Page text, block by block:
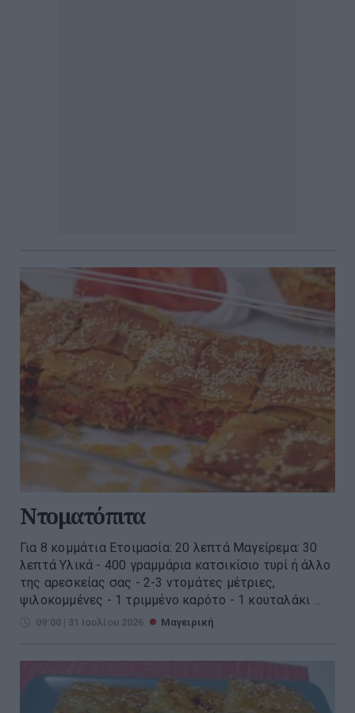
Ντοματόπιτα
Για 8 κομμάτια Ετοιμασία: 20 λεπτά Μαγείρεμα: 30
λεπτά Υλικά - 400 γραμμάρια κατσικίσιο τυρί ή άλλο
της αρεσκείας σας - 2-3 ντομάτες μέτριες,
ψιλοκομμένες - 1 τριμμένο καρότο - 1 κουταλάκι ...
09:00 | 31 Ιουλίου 2026 Μαγειρική